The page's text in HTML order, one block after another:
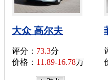
大众 高尔夫
评分： 73.3分
价格： 11.89-16.78万